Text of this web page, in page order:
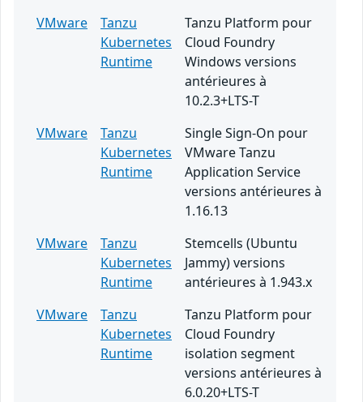
VMware
Tanzu
Kubernetes
Runtime
Tanzu Platform pour
Cloud Foundry
Windows versions
antérieures à
10.2.3+LTS-T
VMware
Tanzu
Kubernetes
Runtime
Single Sign-On pour
VMware Tanzu
Application Service
versions antérieures à
1.16.13
VMware
Tanzu
Kubernetes
Runtime
Stemcells (Ubuntu
Jammy) versions
antérieures à 1.943.x
VMware
Tanzu
Kubernetes
Runtime
Tanzu Platform pour
Cloud Foundry
isolation segment
versions antérieures à
6.0.20+LTS-T